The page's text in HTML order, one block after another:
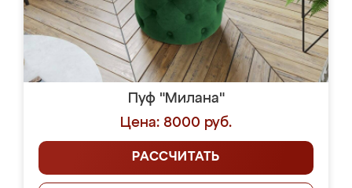
Пуф "Милана"
Цена: 8000 руб.
РАССЧИТАТЬ